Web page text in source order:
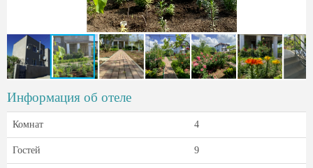
Информация об отеле
Комнат 4
Гостей 9